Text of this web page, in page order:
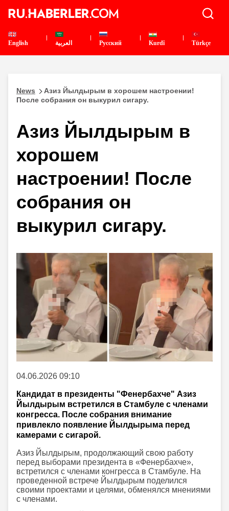
English العربية Pусский Kurdî Türkçe
News
Азиз Йылдырым в хорошем настроении!
После собрания он выкурил сигару.
Азиз Йылдырым в
хорошем
настроении! После
собрания он
выкурил сигару.
04.06.2026 09:10
Кандидат в президенты "Фенербахче" Азиз
Йылдырым встретился в Стамбуле с членами
конгресса. После собрания внимание
привлекло появление Йылдырыма перед
камерами с сигарой.
Азиз Йылдырым, продолжающий свою работу
перед выборами президента в «Фенербахче»,
встретился с членами конгресса в Стамбуле. На
проведенной встрече Йылдырым поделился
своими проектами и целями, обменялся мнениями
с членами.